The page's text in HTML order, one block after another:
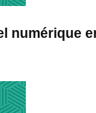
numérique